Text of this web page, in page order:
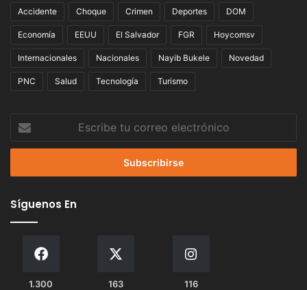
Accidente Choque Crimen Deportes DOM
Economía EEUU El Salvador FGR Hoycomsv
Internacionales Nacionales Nayib Bukele Novedad
PNC Salud Tecnología Turismo
correo
Síguenos En
1.300 163 116